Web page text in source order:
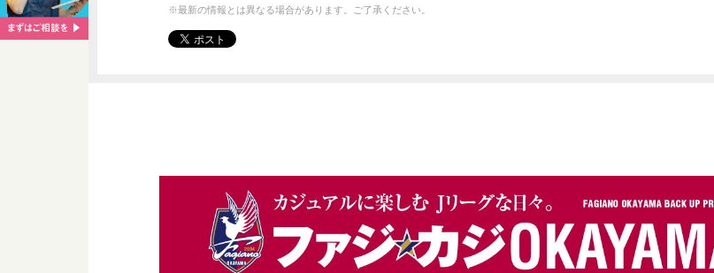
※最新の情報とは異なる場合があります。ご了承ください。